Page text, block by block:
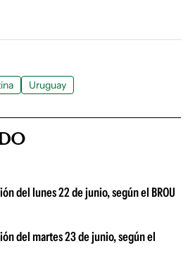
Uruguay
del lunes 22 de junio, según el BROU
del martes 23 de junio, según el